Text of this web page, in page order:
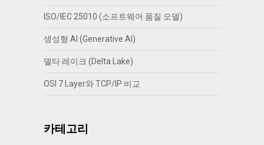
ISO/IEC 25010 (소프트웨어 품질 모델)
생성형 AI (Generative AI)
델타 레이크 (Delta Lake)
OSI 7 Layer와 TCP/IP 비교
카테고리